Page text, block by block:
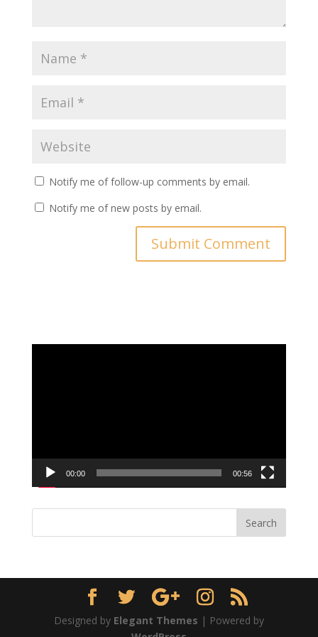
Notify me of follow-up comments by email.
Notify me of new posts by email.
00:00 00:56
Designed by Elegant Themes | Powered by